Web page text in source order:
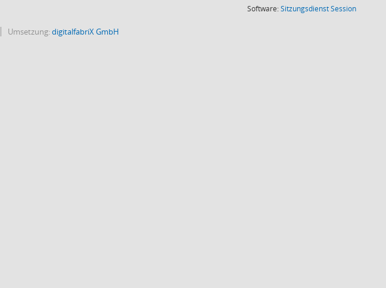
Software:SitzungsdienstSession(Wird in
Umsetzung:digitalfabriX GmbH